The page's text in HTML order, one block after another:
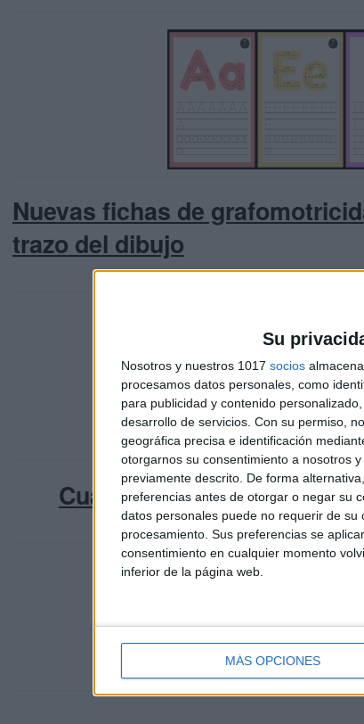
Su
Nosotros y nuestros 1017 socios
procesamos datos personales, como
para publicidad y contenido
desarrollo de servicios. Con su permiso,
geográfica precisa e identificación
otorgarnos su consentimiento a nosotros
previamente descrito. De forma
preferencias antes de otorgar o negar su
datos personales puede no requerir de
procesamiento. Sus preferencias se
consentimiento en cualquier momento
inferior de la página web.
MÁS OPCIONES
Nuevas fichas de
trazo del dibujo
Cuaderno de